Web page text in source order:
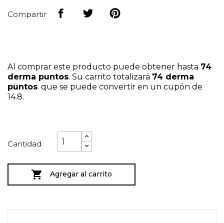
Compartir
Al comprar este producto puede obtener hasta 74
derma puntos. Su carrito totalizará 74 derma
puntos. que se puede convertir en un cupón de
14.8.
Cantidad
 Agregar al carrito